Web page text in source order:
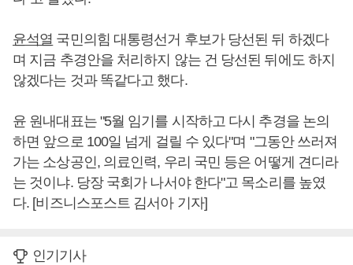
윤석열 국민의힘 대통령선거 후보가 당선된 뒤 하겠다
며 지금 추경안을 처리하지 않는 건 당선된 뒤에도 하지
않겠다는 것과 똑같다고 했다.
윤 원내대표는 "5월 임기를 시작하고 다시 추경을 논의
하면 앞으로 100일 넘게 걸릴 수 있다"며 "그동안 쓰러져
가는 소상공인, 의료인력, 우리 국민 등은 어떻게 견디라
는 것이냐. 당장 국회가 나서야 한다"고 목소리를 높였
다. [비즈니스포스트 김서아 기자]
인기기사